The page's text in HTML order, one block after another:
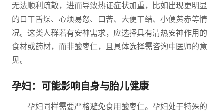
无法顺利疏散，进而导致热证症状加重，比如出现更明显
的口干舌燥、心烦易怒、口苦、大便干结、小便黄赤等情
况。这类人群若有安神需求，应选择具有清热安神作用的
食材或药材，而非酸枣仁，且具体选择需咨询中医师的意
见。
孕妇：可能影响自身与胎儿健康
孕妇同样需要严格避免食用酸枣仁。孕妇处于特殊的